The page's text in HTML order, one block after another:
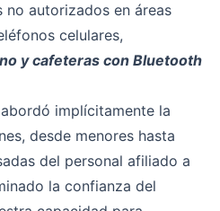
autorizados en áreas
celulares,
y cafeteras con Bluetooth
abordó implícitamente la
desde menores hasta
del personal afiliado a
la confianza del